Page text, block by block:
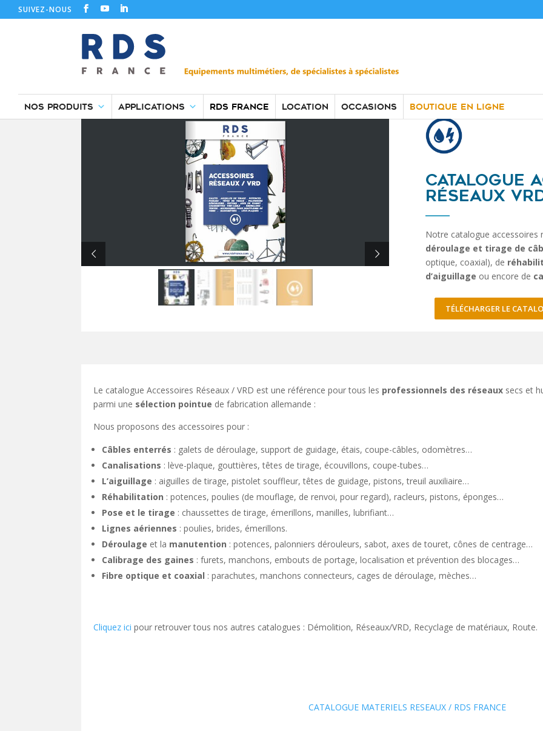
SUIVEZ-NOUS
NOS PRODUITS APPLICATIONS RDS FRANCE LOCATION OCCASIONS BOUTIQUE EN LIGNE
CATALOGUE
RÉSEAUX
Notre catalogue
déroulage et tirage de
optique, coaxial), de
d’aiguillage ou encore de
TÉLÉCHARGER LE
Le catalogue Accessoires Réseaux / VRD est une référence pour tous les professionnels des réseaux secs et
parmi une sélection pointue de fabrication allemande :
Nous proposons des accessoires pour :
Câbles enterrés : galets de déroulage, support de guidage, étais, coupe-câbles, odomètres…
Canalisations : lève-plaque, gouttières, têtes de tirage, écouvillons, coupe-tubes…
L’aiguillage : aiguilles de tirage, pistolet souffleur, têtes de guidage, pistons, treuil auxiliaire…
Réhabilitation : potences, poulies (de mouflage, de renvoi, pour regard), racleurs, pistons, éponges…
Pose et le tirage : chaussettes de tirage, émerillons, manilles, lubrifiant…
Lignes aériennes : poulies, brides, émerillons.
Déroulage et la manutention : potences, palonniers dérouleurs, sabot, axes de touret, cônes de centrage…
Calibrage des gaines : furets, manchons, embouts de portage, localisation et prévention des blocages…
Fibre optique et coaxial : parachutes, manchons connecteurs, cages de déroulage, mèches…
Cliquez ici pour retrouver tous nos autres catalogues : Démolition, Réseaux/VRD, Recyclage de matériaux, Route.
CATALOGUE MATERIELS RESEAUX / RDS FRANCE